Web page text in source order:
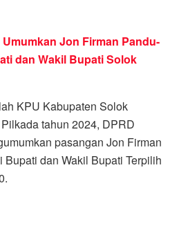
Jon Firman Pandu-
dan Wakil Bupati Solok
KPU Kabupaten Solok
tahun 2024, DPRD
pasangan Jon Firman
dan Wakil Bupati Terpilih